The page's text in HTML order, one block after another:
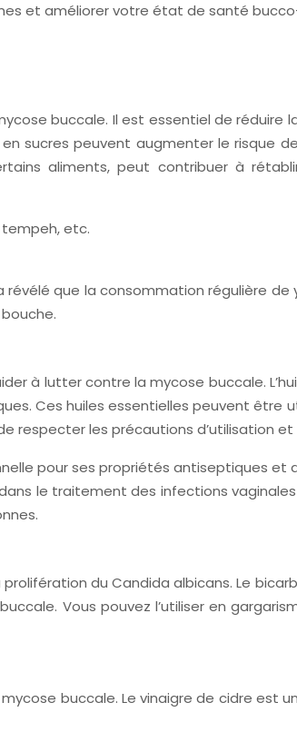
et améliorer votre état de santé
buccale. Il est essentiel de réduire
sucres peuvent augmenter le risque
aliments, peut contribuer à
tempeh, etc.
que la consommation régulière
lutter contre la mycose buccale.
Ces huiles essentielles peuvent être
respecter les précautions d’utilisation et
pour ses propriétés antiseptiques et
le traitement des infections
du Candida albicans. Le
Vous pouvez l’utiliser en
buccale. Le vinaigre de cidre est